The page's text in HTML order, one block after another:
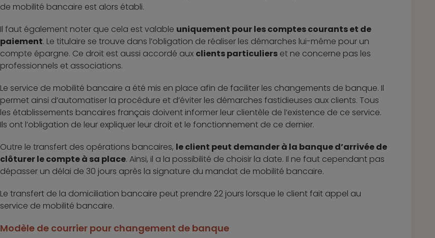
de mobilité bancaire est alors établi.
Il faut également noter que cela est valable uniquement pour les comptes courants et de
paiement. Le titulaire se trouve dans l’obligation de réaliser les démarches lui-même pour un
compte épargne. Ce droit est aussi accordé aux clients particuliers et ne concerne pas les
professionnels et associations.
Le service de mobilité bancaire a été mis en place afin de faciliter les changements de banque. Il
permet ainsi d’automatiser la procédure et d’éviter les démarches fastidieuses aux clients. Tous
les établissements bancaires français doivent informer leur clientèle de l’existence de ce service.
Ils ont l’obligation de leur expliquer leur droit et le fonctionnement de ce dernier.
Outre le transfert des opérations bancaires, le client peut demander à la banque d’arrivée de
clôturer le compte à sa place. Ainsi, il a la possibilité de choisir la date. Il ne faut cependant pas
dépasser un délai de 30 jours après la signature du mandat de mobilité bancaire.
Le transfert de la domiciliation bancaire peut prendre 22 jours lorsque le client fait appel au
service de mobilité bancaire.
Modèle de courrier pour changement de banque